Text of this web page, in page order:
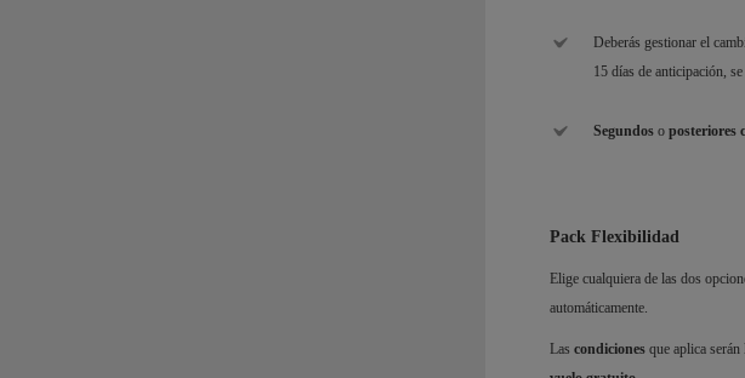
Deberás gestionar el
15 días de anticipación,
Segundos o posteriores
Pack Flexibilidad
Elige cualquiera de las dos
automáticamente.
Las condiciones que aplica